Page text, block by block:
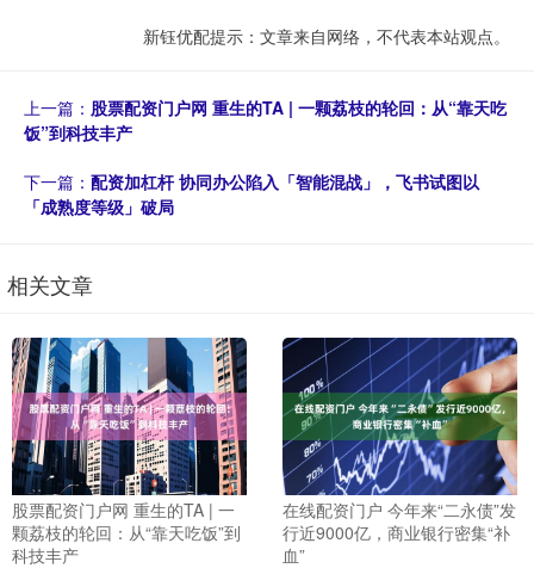
新钰优配提示：文章来自网络，不代表本站观点。
上一篇： 股票配资门户网 重生的TA | 一颗荔枝的轮回：从“靠天吃
饭”到科技丰产
下一篇： 配资加杠杆 协同办公陷入「智能混战」，飞书试图以
「成熟度等级」破局
相关文章
股票配资门户网 重生的TA | 一
颗荔枝的轮回：从“靠天吃饭”到
科技丰产
在线配资门户 今年来“二永债”发
行近9000亿，商业银行密集“补
血”